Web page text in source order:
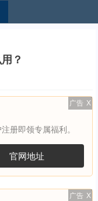
？
广告 X
册即领专属福利。
官网地址
广告 X